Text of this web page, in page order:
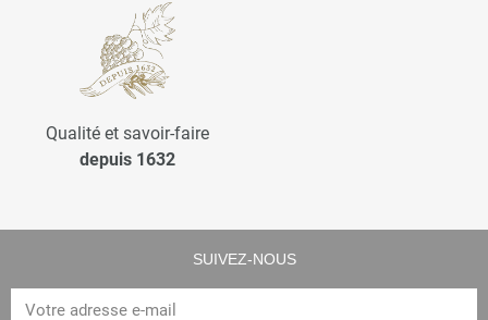
Qualité et savoir-faire
depuis 1632
SUIVEZ-NOUS